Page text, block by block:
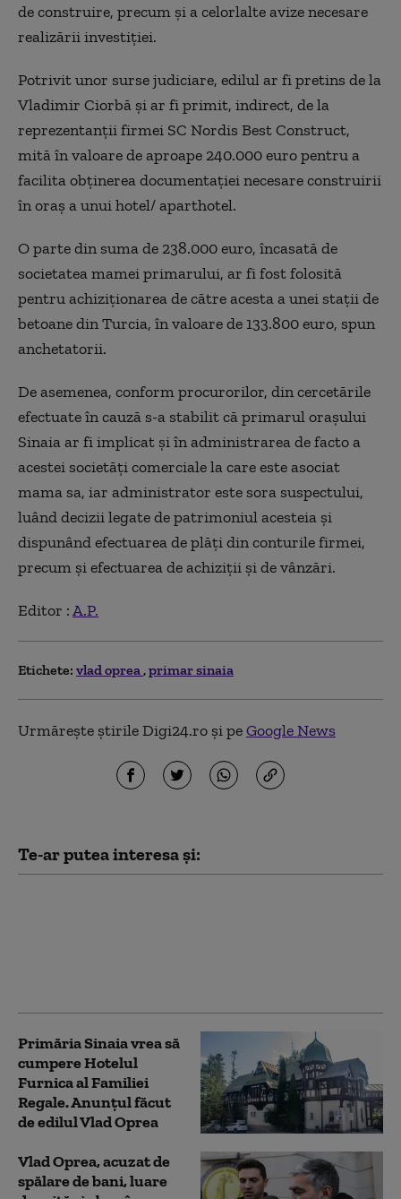
de construire, precum şi a celorlalte avize necesare
realizării investiţiei.
Potrivit unor surse judiciare, edilul ar fi pretins de la
Vladimir Ciorbă şi ar fi primit, indirect, de la
reprezentanţii firmei SC Nordis Best Construct,
mită în valoare de aproape 240.000 euro pentru a
facilita obţinerea documentaţiei necesare construirii
în oraş a unui hotel/ aparthotel.
O parte din suma de 238.000 euro, încasată de
societatea mamei primarului, ar fi fost folosită
pentru achiziţionarea de către acesta a unei staţii de
betoane din Turcia, în valoare de 133.800 euro, spun
anchetatorii.
De asemenea, conform procurorilor, din cercetările
efectuate în cauză s-a stabilit că primarul oraşului
Sinaia ar fi implicat şi în administrarea de facto a
acestei societăţi comerciale la care este asociat
mama sa, iar administrator este sora suspectului,
luând decizii legate de patrimoniul acesteia şi
dispunând efectuarea de plăţi din conturile firmei,
precum şi efectuarea de achiziţii şi de vânzări.
Editor :A.P.
Etichete: vlad oprea primar sinaia
Urmărește știrile Digi24.ro și peGoogle News
Te-ar putea interesa și:
Primăria Sinaia vrea să
cumpere Hotelul
Furnica al Familiei
Regale. Anunțul făcut
de edilul Vlad Oprea
Vlad Oprea, acuzat de
spălare de bani, luare